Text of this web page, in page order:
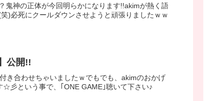
鬼神の正体が今回明らかになります!!akimが熱く語
)必死にクールダウンさせようと頑張りましたｗｗ
公開!!
き合わせちゃいましたｗでもでも、akimのおかげ
彡という事で、｢ONE GAME｣聴いて下さい♪